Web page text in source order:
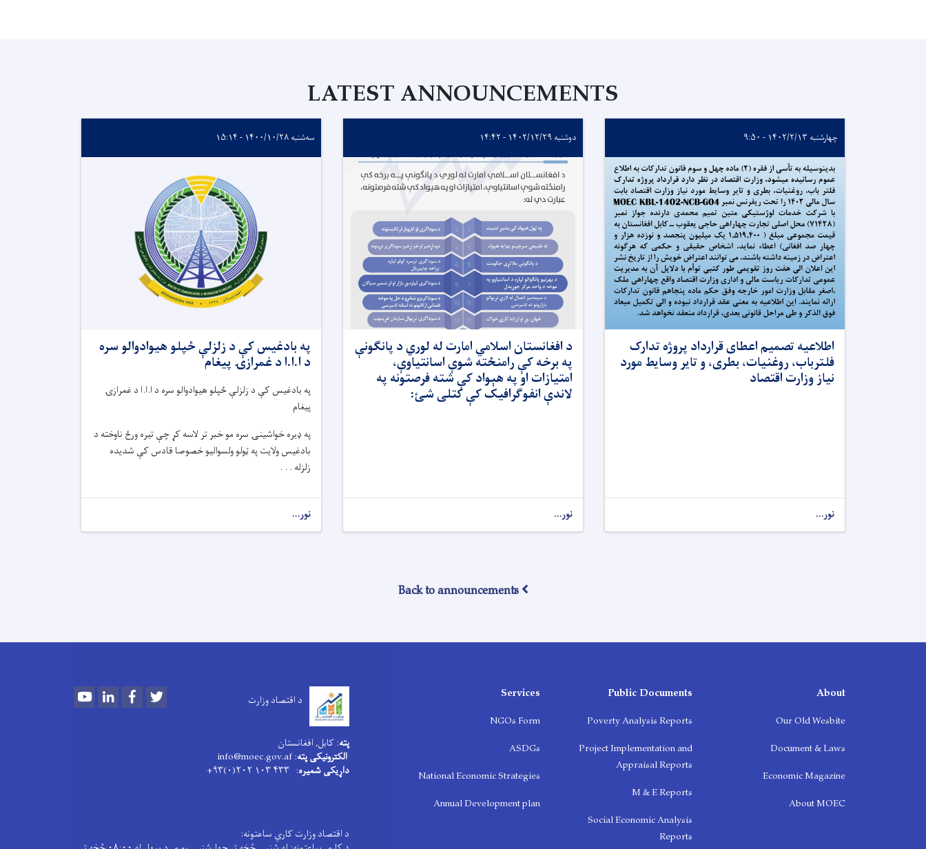
LATEST ANNOUNCEMENTS
چهارشنبه ۱۴۰۲/۲/۱۳ - ۹:۵۰
اطلاعیه تصمیم اعطای قرارداد پروژه تدارک
فلترباب، روغنیات، بطری، و تایر وسایط مورد
نیاز وزارت اقتصاد
نور...
دوشنبه ۱۴۰۲/۱۲/۲۹ - ۱۴:۴۲
د افغانستان اسلامي امارت له لوري د پانګونې
په برخه کې رامنځته شوې اسانتیاوې،
امتیازات او په هېواد کې شته فرصتونه په
لاندې انفوګرافیک کې کتلی شئ:
نور...
سه‌شنبه ۱۴۰۰/۱۰/۲۸ - ۱۵:۱۴
په بادغیس کې د زلزلې ځپلو هیوادوالو سره
د ا.ا.ا د غمرازۍ پيغام
په بادغیس کې د زلزلې ځپلو هیوادوالو سره د ا.ا.ا د غمرازۍ
پيغام
په ډیره خواشینۍ سره مو خبر تر لاسه کړ چې تیره ورځ ناوخته د
بادغیس ولایت په ټولو ولسوالیو خصوصا قادس کې شدیده
زلزله . . .
نور...
Back to announcements
About
Our Old Wesbite
Document & Laws
Economic Magazine
About MOEC
Public Documents
Poverty Analysis Reports
Project Implementation and
Appraisal Reports
M & E Reports
Social Economic Analysis
Reports
Services
NGOs Form
ASDGs
National Economic Strategies
Annual Development plan
د اقتصاد وزارت YoutubeLinkedInFacebook
پته: کابل, افغانستان
الکترونیکی پته: info@moec.gov.af
داړیکی شمیره: ۴۳۳ ۱۰۳ ۲۰۲(۰)۹۳+
د اقتصاد وزارت کاري ساعتونه: